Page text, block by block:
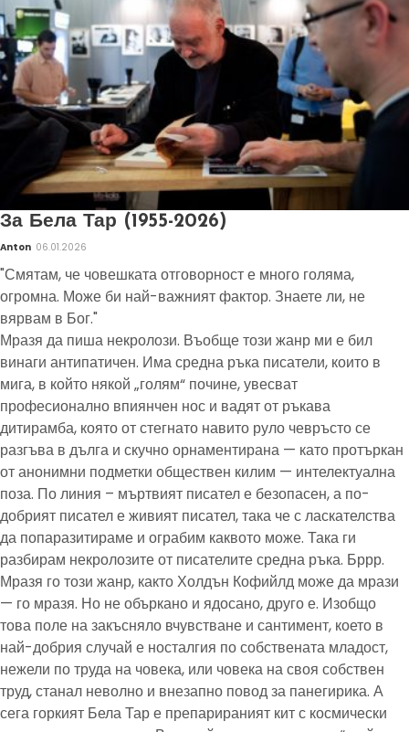
За Бела Тар (1955-2026)
Anton 06.01.2026
"Смятам, че човешката отговорност е много голяма,
огромна. Може би най-важният фактор. Знаете ли, не
вярвам в Бог."
Мразя да пиша некролози. Въобще този жанр ми е бил
винаги антипатичен. Има средна ръка писатели, които в
мига, в който някой „голям“ почине, увесват
професионално впиянчен нос и вадят от ръкава
дитирамба, която от стегнато навито руло чевръсто се
разгъва в дълга и скучно орнаментирана — като протъркан
от анонимни подметки обществен килим — интелектуална
поза. По линия – мъртвият писател е безопасен, а по-
добрият писател е живият писател, така че с ласкателства
да попаразитираме и ограбим каквото може. Така ги
разбирам некролозите от писателите средна ръка. Бррр.
Мразя го този жанр, както Холдън Кофийлд може да мрази
— го мразя. Но не объркано и ядосано, друго е. Изобщо
това поле на закъсняло вчувстване и сантимент, което в
най-добрия случай е носталгия по собствената младост,
нежели по труда на човека, или човека на своя собствен
труд, станал неволно и внезапно повод за панегирика. А
сега горкият Бела Тар е препарираният кит с космически